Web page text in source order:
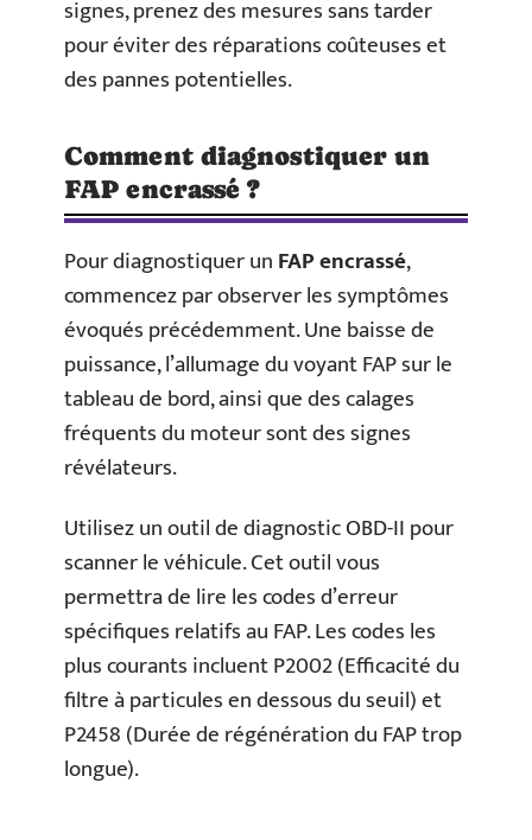
signes, prenez des mesures sans tarder
pour éviter des réparations coûteuses et
des pannes potentielles.
Comment diagnostiquer un
FAP encrassé ?
Pour diagnostiquer unFAP encrassé,
commencez par observer les symptômes
évoqués précédemment. Une baisse de
puissance, l’allumage du voyant FAP sur le
tableau de bord, ainsi que des calages
fréquents du moteur sont des signes
révélateurs.
Utilisez un outil de diagnostic OBD-II pour
scanner le véhicule. Cet outil vous
permettra de lire les codes d’erreur
spécifiques relatifs au FAP. Les codes les
plus courants incluent P2002 (Efficacité du
filtre à particules en dessous du seuil) et
P2458 (Durée de régénération du FAP trop
longue).